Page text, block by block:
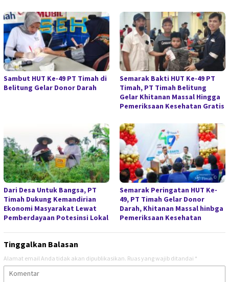
Sambut HUT Ke-49 PT Timah di
Belitung Gelar Donor Darah
Semarak Bakti HUT Ke-49 PT
Timah, PT Timah Belitung
Gelar Khitanan Massal Hingga
Pemeriksaan Kesehatan Gratis
Dari Desa Untuk Bangsa, PT
Timah Dukung Kemandirian
Ekonomi Masyarakat Lewat
Pemberdayaan Potesinsi Lokal
Semarak Peringatan HUT Ke-
49, PT Timah Gelar Donor
Darah, Khitanan Massal hinbga
Pemeriksaan Kesehatan
Tinggalkan Balasan
Alamat email Anda tidak akan dipublikasikan. Ruas yang wajib ditandai *